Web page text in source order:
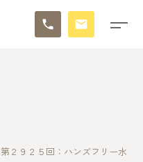
第２９２５回：ハンズフリー水